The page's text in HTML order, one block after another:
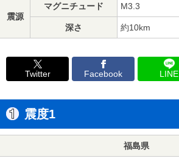
震源
マグニチュード M3.3
深さ 約10km
Twitter Facebook LINE
震度1
福島県